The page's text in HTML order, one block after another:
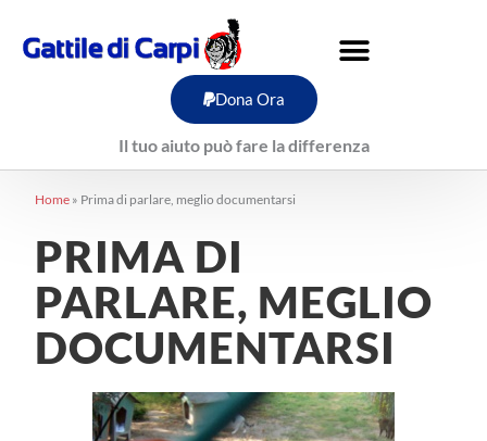
contenuto
Dona Ora
Il tuo aiuto può fare la differenza
Home » Prima di parlare, meglio documentarsi
PRIMA DI
PARLARE, MEGLIO
DOCUMENTARSI